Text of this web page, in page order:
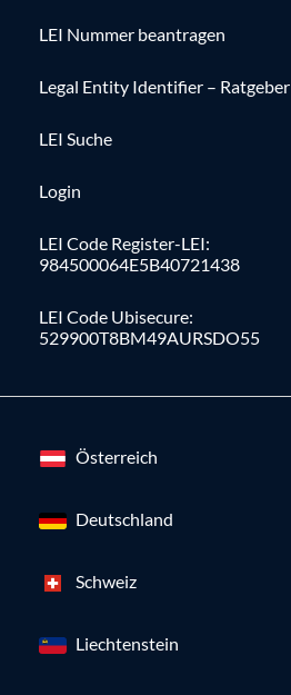
LEI Nummer beantragen
Legal Entity Identifier – Ratgeber
LEI Suche
Login
LEI Code Register-LEI:
984500064E5B40721438
LEI Code Ubisecure:
529900T8BM49AURSDO55
Österreich
Deutschland
Schweiz
Liechtenstein